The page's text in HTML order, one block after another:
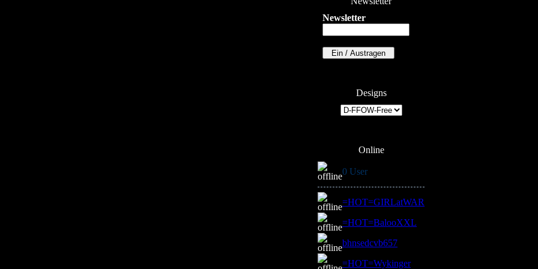
Newsletter
Designs
Online
0 User
=HOT=GIRLatWAR
=HOT=BalooXXL
bhnsedcvb657
=HOT=Wykinger